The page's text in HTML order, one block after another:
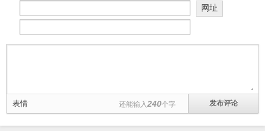
网址
表情 还能输入 240个字